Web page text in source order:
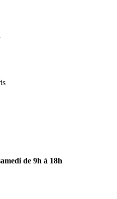
de 9h à 18h